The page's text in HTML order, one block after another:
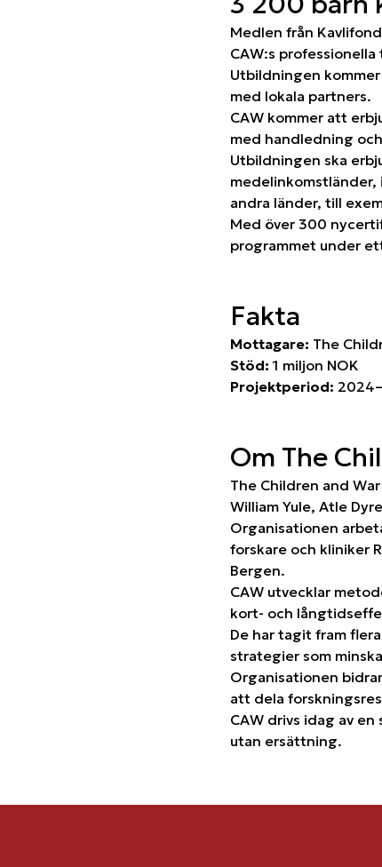
Medlen från
CAW:s
Utbildningen
med lokala partners.
CAW kommer att
med handledning
Utbildningen ska
medelinkomstländer,
andra länder, till
Med över 300
programmet under
Fakta
Mottagare: The
Stöd: 1 miljon NOK
Projektperiod:
Om The
The Children and
William Yule, Atle
Organisationen
forskare och kliniker
Bergen.
CAW utvecklar
kort- och
De har tagit fram
strategier som
Organisationen
att dela
CAW drivs idag av
utan ersättning.